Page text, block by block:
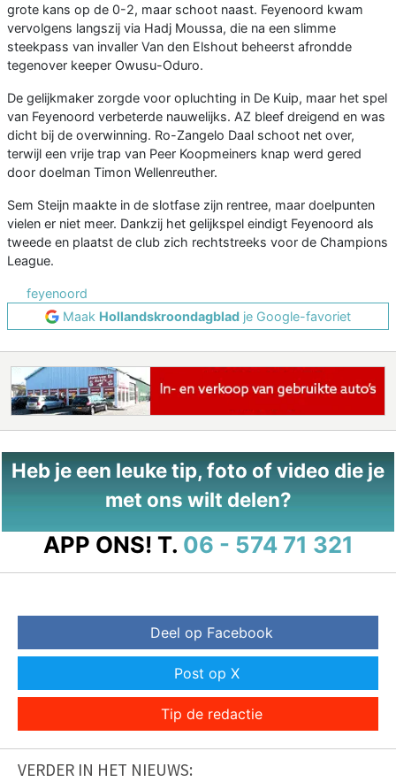
grote kans op de 0-2, maar schoot naast. Feyenoord kwam
vervolgens langszij via Hadj Moussa, die na een slimme
steekpass van invaller Van den Elshout beheerst afrondde
tegenover keeper Owusu-Oduro.
De gelijkmaker zorgde voor opluchting in De Kuip, maar het spel
van Feyenoord verbeterde nauwelijks. AZ bleef dreigend en was
dicht bij de overwinning. Ro-Zangelo Daal schoot net over,
terwijl een vrije trap van Peer Koopmeiners knap werd gered
door doelman Timon Wellenreuther.
Sem Steijn maakte in de slotfase zijn rentree, maar doelpunten
vielen er niet meer. Dankzij het gelijkspel eindigt Feyenoord als
tweede en plaatst de club zich rechtstreeks voor de Champions
League.
feyenoord
Maak Hollandskroondagblad je Google-favoriet
Heb je een leuke tip, foto of video die je
met ons wilt delen?
APP ONS! T. 06 - 574 71 321
Deel op Facebook
Post op X
Tip de redactie
VERDER IN HET NIEUWS: